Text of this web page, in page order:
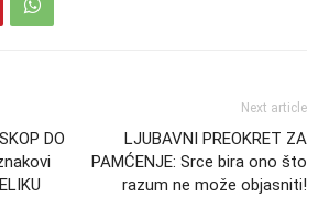
DO
Next article
LJUBAVNI PREOKRET ZA
PAMĆENJE: Srce bira ono što
razum ne može objasniti!